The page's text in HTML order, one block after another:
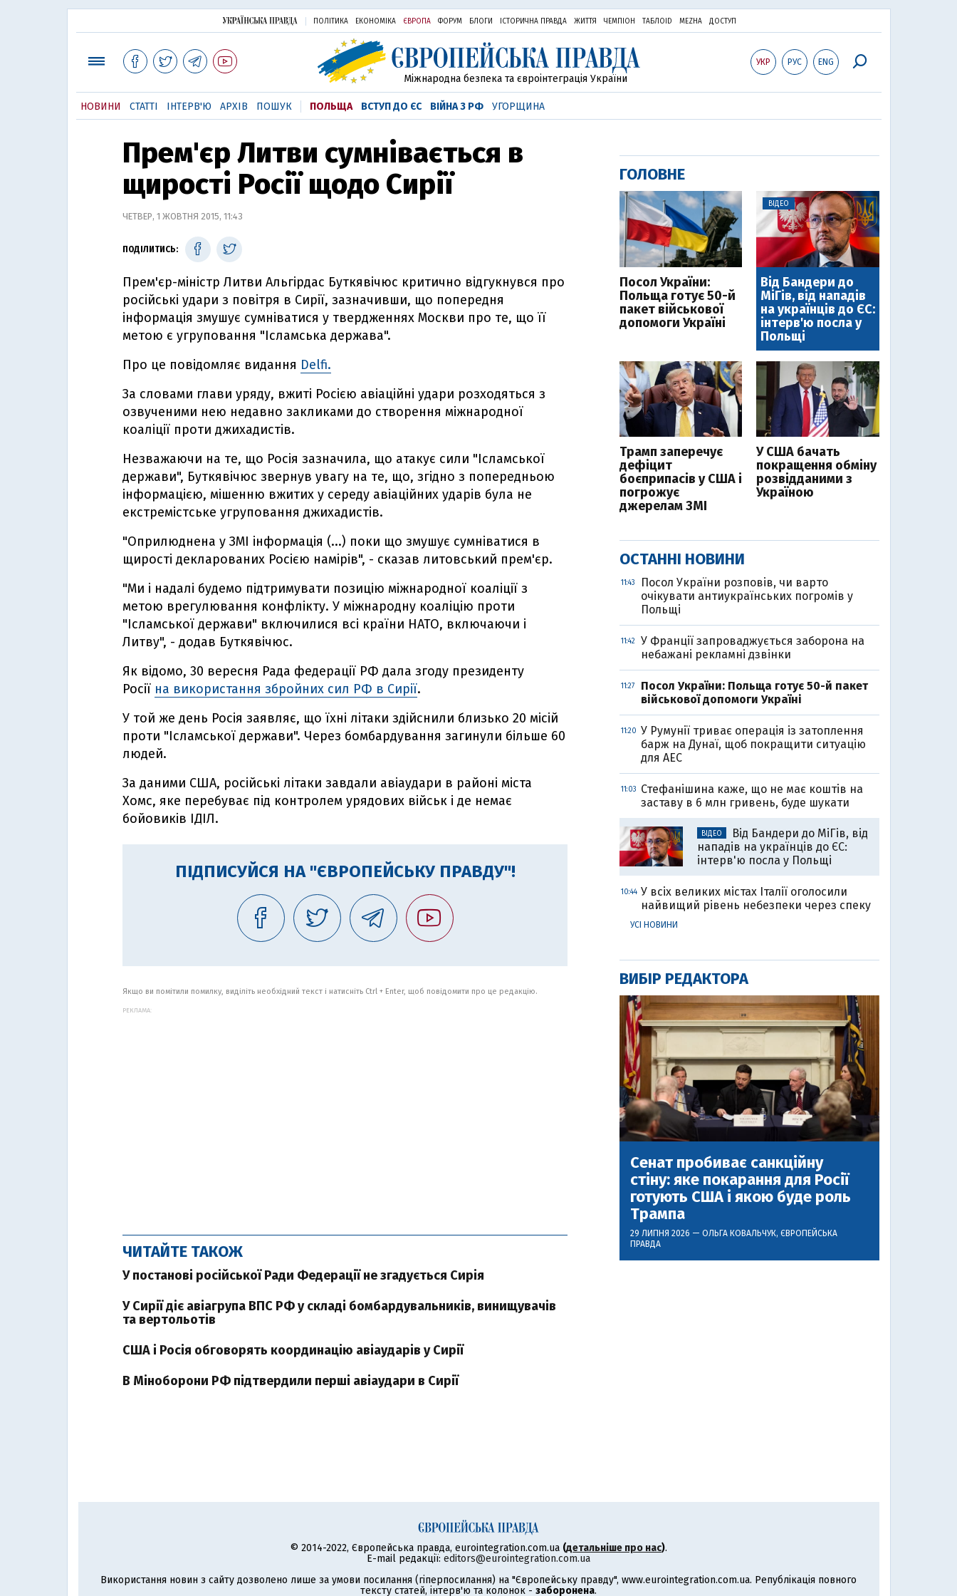
ПОЛІТИКА ЕКОНОМІКА ЄВРОПА ФОРУМ БЛОГИ ІСТОРИЧНА ПРАВДА ЖИТТЯ ЧЕМПІОН ТАБЛОID MEZHA ДОСТУП
УКР РУС ENG
Міжнародна безпека та євроінтеграція України
НОВИНИ СТАТТІ ІНТЕРВ'Ю АРХІВ ПОШУК ПОЛЬЩА ВСТУП ДО ЄС ВІЙНА З РФ УГОРЩИНА
Прем'єр Литви сумнівається в
щирості Росії щодо Сирії
ЧЕТВЕР, 1 ЖОВТНЯ 2015, 11:43
ПОДІЛИТИСЬ:
Прем'єр-міністр Литви Альгірдас Буткявічюс критично відгукнувся про
російські удари з повітря в Сирії, зазначивши, що попередня
інформація змушує сумніватися у твердженнях Москви про те, що її
метою є угруповання "Ісламська держава".
Про це повідомляє видання Delfi.
За словами глави уряду, вжиті Росією авіаційні удари розходяться з
озвученими нею недавно закликами до створення міжнародної
коаліції проти джихадистів.
Незважаючи на те, що Росія зазначила, що атакує сили "Ісламської
держави", Буткявічюс звернув увагу на те, що, згідно з попередньою
інформацією, мішенню вжитих у середу авіаційних ударів була не
екстремістське угруповання джихадистів.
"Оприлюднена у ЗМІ інформація (...) поки що змушує сумніватися в
щирості декларованих Росією намірів", - сказав литовський прем'єр.
"Ми і надалі будемо підтримувати позицію міжнародної коаліції з
метою врегулювання конфлікту. У міжнародну коаліцію проти
"Ісламської держави" включилися всі країни НАТО, включаючи і
Литву", - додав Буткявічюс.
Як відомо, 30 вересня Рада федерації РФ дала згоду президенту
Росії на використання збройних сил РФ в Сирії.
У той же день Росія заявляє, що їхні літаки здійснили близько 20 місій
проти "Ісламської держави". Через бомбардування загинули більше 60
людей.
За даними США, російські літаки завдали авіаудари в районі міста
Хомс, яке перебуває під контролем урядових військ і де немає
бойовиків ІДІЛ.
ПІДПИСУЙСЯ НА "ЄВРОПЕЙСЬКУ ПРАВДУ"!
Якщо ви помітили помилку, виділіть необхідний текст і натисніть Ctrl + Enter, щоб повідомити про це редакцію.
РЕКЛАМА:
ЧИТАЙТЕ ТАКОЖ
У постанові російської Ради Федерації не згадується Сирія
У Сирії діє авіагрупа ВПС РФ у складі бомбардувальників, винищувачів
та вертольотів
США і Росія обговорять координацію авіаударів у Сирії
В Міноборони РФ підтвердили перші авіаудари в Сирії
ГОЛОВНЕ
Посол України:
Польща готує 50-й
пакет військової
допомоги Україні
ВІДЕО
Від Бандери до
МіГів, від нападів
на українців до ЄС:
інтерв'ю посла у
Польщі
Трамп заперечує
дефіцит
боєприпасів у США і
погрожує
джерелам ЗМІ
У США бачать
покращення обміну
розвідданими з
Україною
ОСТАННІ НОВИНИ
11:43
Посол України розповів, чи варто
очікувати антиукраїнських погромів у
Польщі
11:42
У Франції запроваджується заборона на
небажані рекламні дзвінки
11:27
Посол України: Польща готує 50-й пакет
військової допомоги Україні
11:20 У Румунії триває операція із затоплення
барж на Дунаї, щоб покращити ситуацію
для АЕС
11:03
Стефанішина каже, що не має коштів на
заставу в 6 млн гривень, буде шукати
ВІДЕО
Від Бандери до МіГів, від
нападів на українців до ЄС:
інтерв'ю посла у Польщі
10:44 У всіх великих містах Італії оголосили
найвищий рівень небезпеки через спеку
УСІ НОВИНИ
ВИБІР РЕДАКТОРА
Сенат пробиває санкційну
стіну: яке покарання для Росії
готують США і якою буде роль
Трампа
29 ЛИПНЯ 2026 — ОЛЬГА КОВАЛЬЧУК, ЄВРОПЕЙСЬКА
ПРАВДА
© 2014-2022, Європейська правда, eurointegration.com.ua (детальніше про нас).
E-mail редакції: editors@eurointegration.com.ua
Використання новин з сайту дозволено лише за умови посилання (гіперпосилання) на "Європейську правду", www.eurointegration.com.ua. Републікація повного
тексту статей, інтерв'ю та колонок - заборонена.